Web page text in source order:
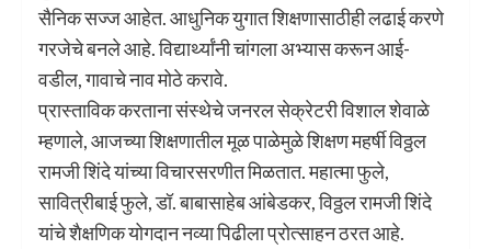
सैनिक सज्ज आहेत. आधुनिक युगात शिक्षणासाठीही लढाई करणे
गरजेचे बनले आहे. विद्यार्थ्यांनी चांगला अभ्यास करून आई-
वडील, गावाचे नाव मोठे करावे.
प्रास्ताविक करताना संस्थेचे जनरल सेक्रेटरी विशाल शेवाळे
म्हणाले, आजच्या शिक्षणातील मूळ पाळेमुळे शिक्षण महर्षी विठ्ठल
रामजी शिंदे यांच्या विचारसरणीत मिळतात. महात्मा फुले,
सावित्रीबाई फुले, डॉ. बाबासाहेब आंबेडकर, विठ्ठल रामजी शिंदे
यांचे शैक्षणिक योगदान नव्या पिढीला प्रोत्साहन ठरत आहे.